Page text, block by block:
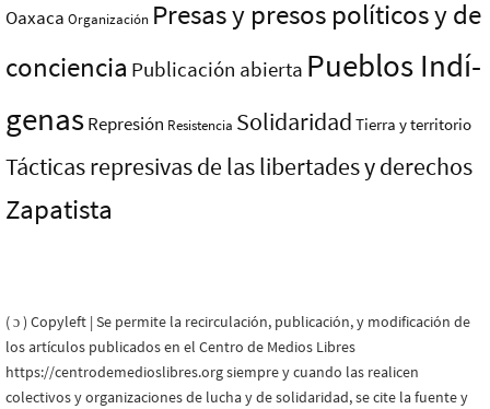
Oaxaca Organización Presas y presos polí­ticos y de
conciencia Publicación abierta Pueblos Indí­
genasRepresión Resistencia Solidaridad Tierra y territorio
Tácticas represivas de las libertades y derechos
Zapatista
( ɔ ) Copyleft | Se permite la recirculación, publicación, y modificación de
los artículos publicados en el Centro de Medios Libres
https://centrodemedioslibres.org siempre y cuando las realicen
colectivos y organizaciones de lucha y de solidaridad, se cite la fuente y